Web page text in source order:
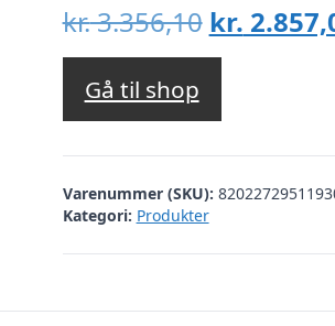
kr.3.356,10 Den
oprindelige
var:
kr.
kr.
Gå til shop
Varenummer (SKU):
Kategori: Produkter